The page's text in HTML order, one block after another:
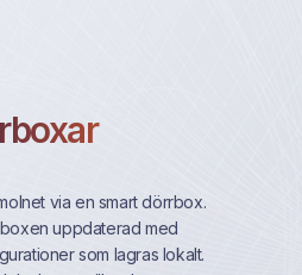
via en smart dörrbox.
uppdaterad med
som lagras lokalt.